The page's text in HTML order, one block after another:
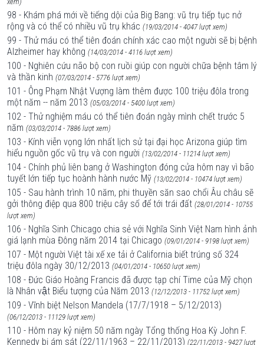
98 - Khám phá mới về tiếng dội của Big Bang: vũ trụ tiếp tục nở
rộng và có thể có nhiều vũ trụ khác (19/03/2014 - 4047 lượt xem)
99 - Thử máu có thể tiên đoán chính xác cao một người sẽ bị bệnh
Alzheimer hay không (14/03/2014 - 4116 lượt xem)
100 - Nghiên cứu não bộ con ruồi giúp con người chữa bệnh tâm lý
và thần kinh (07/03/2014 - 5776 lượt xem)
101 - Ông Phạm Nhật Vượng làm thêm được 100 triệu đôla trong
một năm -- năm 2013 (05/03/2014 - 5400 lượt xem)
102 - Thử nghiệm máu có thể tiên đoán ngày mình chết trước 5
năm (03/03/2014 - 7886 lượt xem)
103 - Kính viễn vọng lớn nhất lịch sử tại đại học Arizona giúp tìm
hiểu nguồn gốc vũ trụ và con người (13/02/2014 - 11214 lượt xem)
104 - Chính phủ liên bang ở Washington đóng cửa hôm nay vì bão
tuyết lớn tiếp tục hoành hành nước Mỹ (13/02/2014 - 10474 lượt xem)
105 - Sau hành trình 10 năm, phi thuyền săn sao chổi Âu châu sẽ
gởi thông điệp qua 800 triệu cây số để tới trái đất (28/01/2014 - 10755
lượt xem)
106 - Nghĩa Sinh Chicago chia sẻ với Nghĩa Sinh Việt Nam hình ảnh
giá lạnh mùa Đông năm 2014 tại Chicago (09/01/2014 - 9198 lượt xem)
107 - Một người Việt tài xế xe tải ở California biết trúng số 324
triệu đôla ngày 30/12/2013 (04/01/2014 - 10650 lượt xem)
108 - Đức Giáo Hoàng Francis đã được tạp chí Time của Mỹ chọn
là Nhân vật Biểu tượng của Năm 2013 (12/12/2013 - 11752 lượt xem)
109 - Vĩnh biệt Nelson Mandela (17/7/1918 – 5/12/2013)
(06/12/2013 - 11129 lượt xem)
110 - Hôm nay kỷ niệm 50 năm ngày Tổng thống Hoa Kỳ John F.
Kennedy bị ám sát (22/11/1963 – 22/11/2013) (22/11/2013 - 9427 lượt